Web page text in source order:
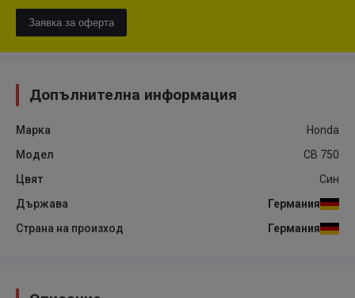
Заявка за оферта
Допълнителна информация
Марка
Honda
Модел
CB 750
Цвят
Син
Държава
Германия
Страна на произход
Германия